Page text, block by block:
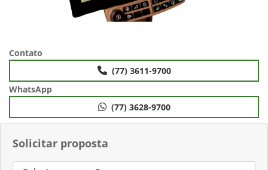
Solicitar proposta
Contato
(77) 3611-9700
WhatsApp
(77) 3628-9700